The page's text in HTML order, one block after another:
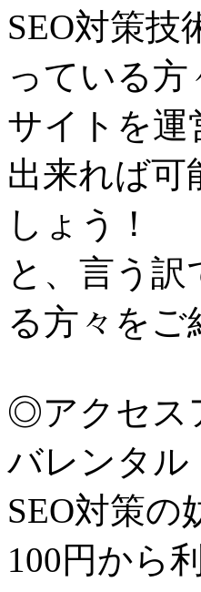
SEO対策技
っている方
サイトを運
出来れば可
しょう！
と、言う訳
る方々をご
◎アクセス
バレンタル
SEO対策の
100円から